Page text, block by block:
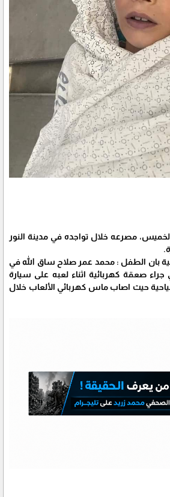
مصرعه خلال تواجده في مدينة النور
بان الطفل : محمد عمر صلاح ساق الله في
صعقة كهربائية اثناء لعبه على سيارة
حيث اصاب ماس كهربائي الألعاب خلال